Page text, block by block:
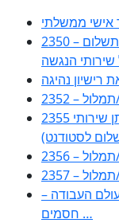
אישי ממשלתי
2350 – מידע לסטודנט עם לקות שמיעה-נוהל תשלום
הנגשה
תמלול
2355 דרישה לתשלום עבור מתן שירותי
לסטודנט)
תמלול
תמלול
– לבעלי עסקים ובעולם העבודה EMDR מה הקשר בין
חסמים …